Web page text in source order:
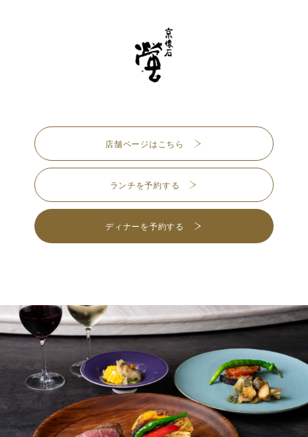
店舗ページはこちら
ランチを予約する
ディナーを予約する